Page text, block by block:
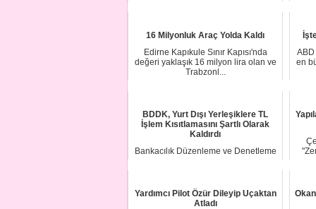
16 Milyonluk Araç Yolda Kaldı
Edirne Kapıkule Sınır Kapısı'nda
değeri yaklaşık 16 milyon lira olan ve
Trabzonl...
ABD
en
BDDK, Yurt Dışı Yerleşiklere TL
İşlem Kısıtlamasını Şartlı Olarak
Kaldırdı
Bankacılık Düzenleme ve Denetleme
Yardımcı Pilot Özür Dileyip Uçaktan
Atladı